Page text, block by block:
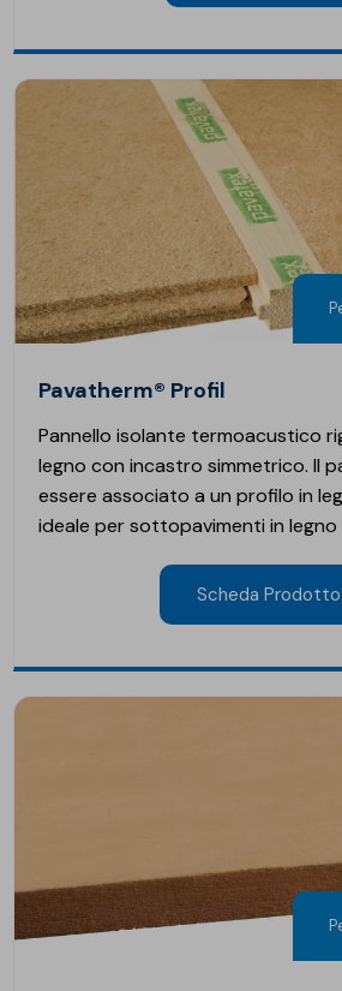
Pavatherm® Profil
Pannello isolante termoacustico
legno con incastro simmetrico. Il
essere associato a un profilo in
ideale per sottopavimenti in legno
Scheda Prodotto